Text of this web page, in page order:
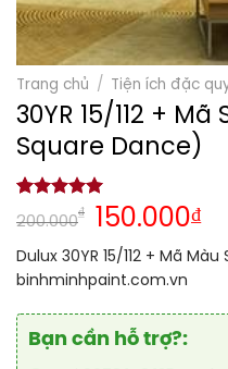
Trang chủ / Tiện ích đặc
30YR 15/112 +
Square Dance)
5.00 trên 5
dựa trên
1
đánh giá
200.000
₫ 150.000₫
Dulux 30YR 15/112 + Mã
binhminhpaint.com.vn
Bạn cần hỗ trợ?: